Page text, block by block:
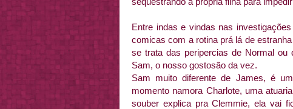
Entre indas e vindas nas
comicas com a rotina prá lá de
se trata das peripercias de Normal ou
Sam, o nosso gostosão da vez.
Sam muito diferente de James, é
momento namora Charlote, uma
souber explica pra Clemmie, ela vai